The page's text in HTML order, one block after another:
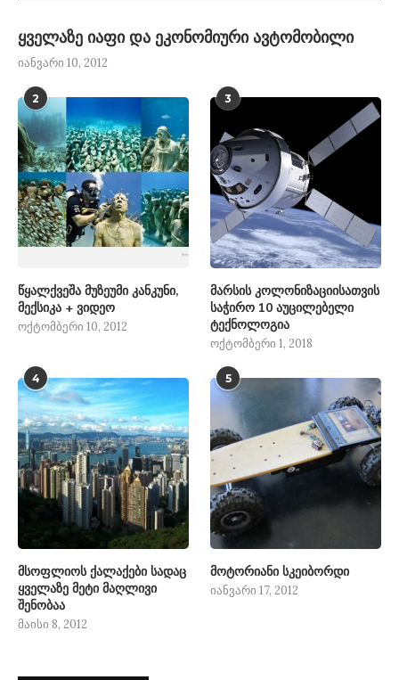
ყველაზე იაფი და ეკონომიური ავტომობილი
იანვარი 10, 2012
2
წყალქვეშა მუზეუმი კანკუნი,
მექსიკა + ვიდეო
ოქტომბერი 10, 2012
3
მარსის კოლონიზაციისათვის
საჭირო 10 აუცილებელი
ტექნოლოგია
ოქტომბერი 1, 2018
4
მსოფლიოს ქალაქები სადაც
ყველაზე მეტი მაღლივი
შენობაა
მაისი 8, 2012
5
მოტორიანი სკეიბორდი
იანვარი 17, 2012